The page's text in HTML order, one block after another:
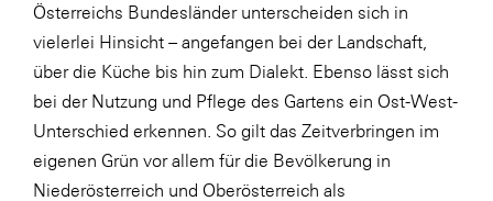
Österreichs Bundesländer unterscheiden sich in
vielerlei Hinsicht – angefangen bei der Landschaft,
über die Küche bis hin zum Dialekt. Ebenso lässt sich
bei der Nutzung und Pflege des Gartens ein Ost-West-
Unterschied erkennen. So gilt das Zeitverbringen im
eigenen Grün vor allem für die Bevölkerung in
Niederösterreich und Oberösterreich als